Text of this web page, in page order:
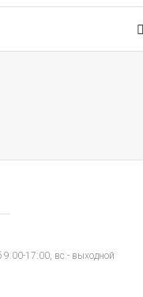
9:00-17:00, вс - выходной